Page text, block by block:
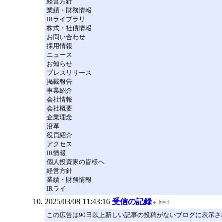
業績・財務情報
IRライブラリ
株式・社債情報
お問い合わせ
採用情報
ニュース
お知らせ
プレスリリース
掲載報告
事業紹介
会社情報
会社概要
企業理念
沿革
役員紹介
アクセス
IR情報
個人投資家の皆様へ
経営方針
業績・財務情報
IRライ
2025/03/08 11:43:16 受信の記録
この広告は90日以上新しい記事の投稿がないブログに表示さ